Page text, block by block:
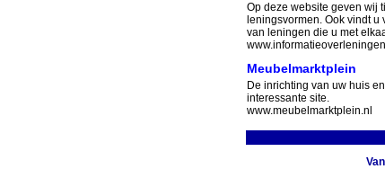
Op deze website geven wij
leningsvormen. Ook vindt
van leningen die u met
Meubelmarktplein
De inrichting van uw huis
interessante site.
www.meubelmarktplein.nl